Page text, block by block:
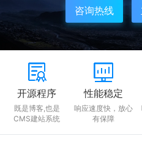
咨询热线
开源程序
既是博客,也是
CMS建站系统
性能稳定
响应速度快，放心
有保障